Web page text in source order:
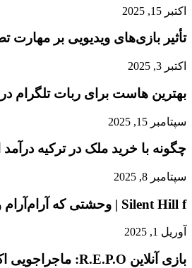
اکتبر 15, 2025
تأثیر بازی‌های ویدیویی بر
اکتبر 3, 2025
بهترین هاست برای ربات تلگرام در
سپتامبر 15, 2025
چگونه با خرید ملک در ترکیه
سپتامبر 8, 2025
Silent Hill f | وحشتی که آرام‌آرام وارد ذهن شما می‌شود…
آوریل 1, 2025
بازی آنلاین R.E.P.O: ماجراجویی اکشن در دنیایی آخرالزمانی!